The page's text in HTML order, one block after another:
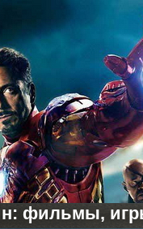
фильмы,